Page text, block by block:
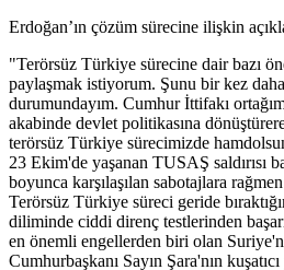
Erdoğan’ın çözüm sürecine ilişkin
"Terörsüz Türkiye sürecine dair bazı
paylaşmak istiyorum. Şunu bir kez
durumundayım. Cumhur İttifakı
akabinde devlet politikasına
terörsüz Türkiye sürecimizde
23 Ekim'de yaşanan TUSAŞ saldırısı
boyunca karşılaşılan sabotajlara
Terörsüz Türkiye süreci geride
diliminde ciddi direnç testlerinden
en önemli engellerden biri olan
Cumhurbaşkanı Sayın Şara'nın